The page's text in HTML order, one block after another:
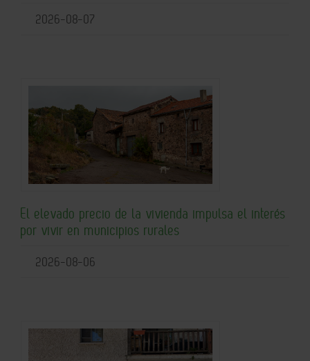
2026-08-07
El elevado precio de la vivienda impulsa el interés
por vivir en municipios rurales
2026-08-06